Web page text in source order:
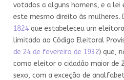
votados a alguns homens, e a lei
este mesmo direito às mulheres.
1824 que estabeleceu um
limitado ao Código Eleitoral
de 24 de fevereiro de 1932) que,
como eleitor o cidadão maior de
sexo, com a exceção de